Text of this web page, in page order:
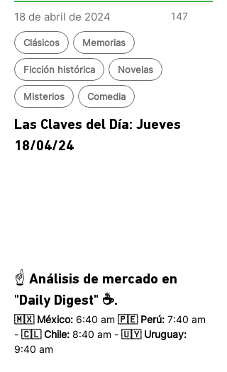
18 de abril de 2024 147
Clásicos Memorias
Ficción histórica Novelas
Misterios Comedia
Las Claves del Día: Jueves
18/04/24
☝️ Análisis de mercado en
"Daily Digest" ☕.
🇲🇽 México: 6:40 am 🇵🇪 Perú: 7:40 am
- 🇨🇱 Chile: 8:40 am - 🇺🇾 Uruguay:
9:40 am